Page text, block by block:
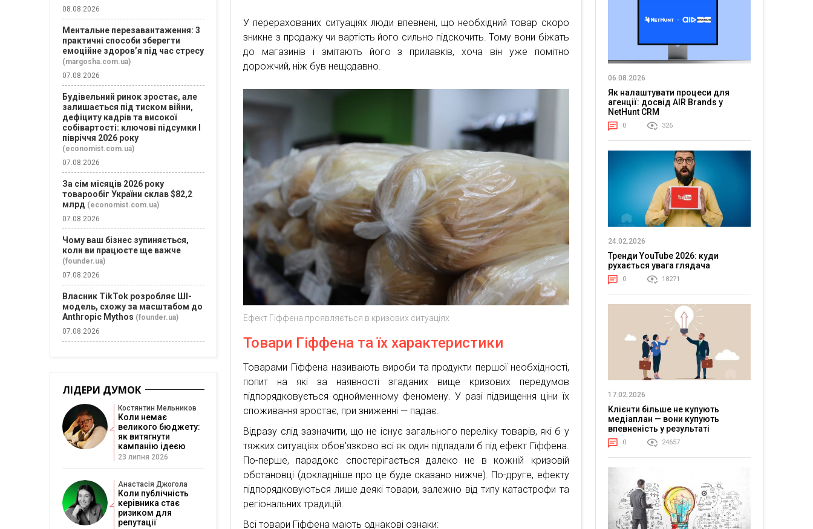
У перерахованих ситуаціях люди впевнені, що необхідний товар скоро
зникне з продажу чи вартість його сильно підскочить. Тому вони біжать
до магазинів і змітають його з прилавків, хоча він уже помітно
дорожчий, ніж був нещодавно.
Ефект Гіффена проявляється в кризових ситуаціях
Товари Гіффена та їх характеристики
Товарами Гіффена називають вироби та продукти першої необхідності,
попит на які за наявності згаданих вище кризових передумов
підпорядковується однойменному феномену. У разі підвищення ціни їх
споживання зростає, при зниженні — падає.
Відразу слід зазначити, що не існує загального переліку товарів, які б у
тяжких ситуаціях обов’язково всі як один підпадали б під ефект Гіффена.
По-перше, парадокс спостерігається далеко не в кожній кризовій
обстановці (докладніше про це буде сказано нижче). По-друге, ефекту
підпорядковуються лише деякі товари, залежно від типу катастрофи та
регіональних традицій.
Всі товари Гіффена мають однакові ознаки:
08.08.2026
Ментальне перезавантаження: 3
практичні способи зберегти
емоційне здоров’я під час стресу
(margosha.com.ua)
07.08.2026
Будівельний ринок зростає, але
залишається під тиском війни,
дефіциту кадрів та високої
собівартості: ключові підсумки І
півріччя 2026 року
(economist.com.ua)
07.08.2026
За сім місяців 2026 року
товарообіг України склав $82,2
млрд (economist.com.ua)
07.08.2026
Чому ваш бізнес зупиняється,
коли ви працюєте ще важче
(founder.ua)
07.08.2026
Власник TikTok розробляє ШІ-
модель, схожу за масштабом до
Anthropic Mythos (founder.ua)
07.08.2026
ЛІДЕРИ ДУМОК
Костянтин Мельников
Коли немає
великого бюджету:
як витягнути
кампанію ідеєю
23 липня 2026
Анастасія Джогола
Коли публічність
керівника стає
ризиком для
репутації
06.08.2026
Як налаштувати процеси для
агенції: досвід AIR Brands у
NetHunt CRM
0 326
24.02.2026
Тренди YouTube 2026: куди
рухається увага глядача
0 18271
17.02.2026
Клієнти більше не купують
медіаплан — вони купують
впевненість у результаті
0 24657